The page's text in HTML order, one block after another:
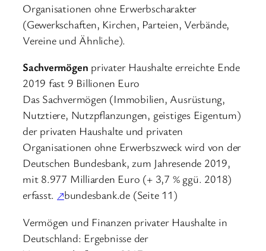
Organisationen ohne Erwerbscharakter
(Gewerkschaften, Kirchen, Parteien, Verbände,
Vereine und Ähnliche).
Sachvermögen privater Haushalte erreichte Ende
2019 fast 9 Billionen Euro
Das Sachvermögen (Immobilien, Ausrüstung,
Nutztiere, Nutzpflanzungen, geistiges Eigentum)
der privaten Haushalte und privaten
Organisationen ohne Erwerbszweck wird von der
Deutschen Bundesbank, zum Jahresende 2019,
mit 8.977 Milliarden Euro (+ 3,7 % ggü. 2018)
erfasst. ↗bundesbank.de (Seite 11)
Vermögen und Finanzen privater Haushalte in
Deutschland: Ergebnisse der